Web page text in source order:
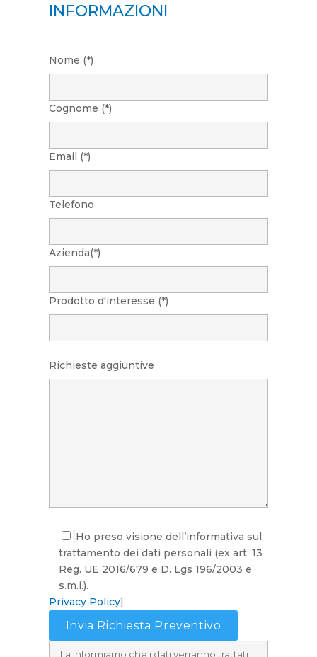
INFORMAZIONI
Nome (*)
Cognome (*)
Email (*)
Telefono
Azienda(*)
Prodotto d'interesse (*)
Richieste aggiuntive
Ho preso visione dell’informativa sul
trattamento dei dati personali (ex art. 13
Reg. UE 2016/679 e D. Lgs 196/2003 e
s.m.i.).
Privacy Policy]